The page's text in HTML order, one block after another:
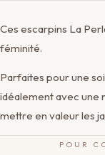
Ces escarpins La
féminité.
Parfaites pour une
idéalement avec une
mettre en valeur les
POUR